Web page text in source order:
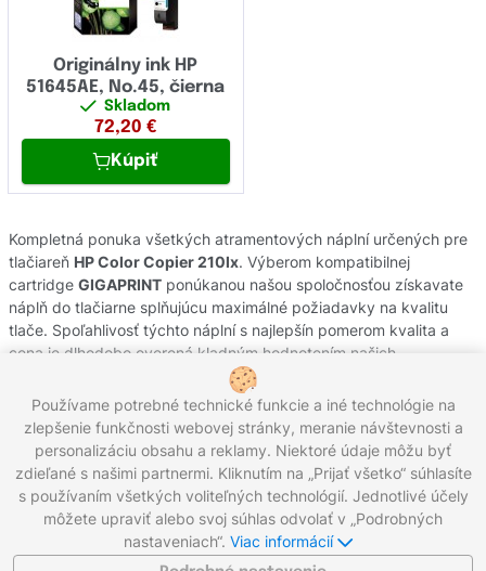
Originálny ink HP
51645AE, No.45, čierna
Skladom
72,20 €
Kúpiť
Kompletná ponuka všetkých atramentových náplní určených pre
tlačiareň HP Color Copier 210lx. Výberom kompatibilnej
cartridge GIGAPRINT ponúkanou našou spoločnosťou získavate
náplň do tlačiarne splňujúcu maximálné požiadavky na kvalitu
tlače. Spoľahlivosť týchto náplní s najlepšín pomerom kvalita a
cena je dlhodobo overená kladným hodnotením našich
zákazníkov. Originálne atramentové cartridge od výrobcov
pochádzajú z oficiálnej slovenskej distribúcie s garanciou pôvodu.
Potrebujete poradiť s výberom náplní do Vašej tlačiarne,
kontaktujte náš zákaznícky servis, kde Vám radi pomôžeme.
Zavolajte nám: 0221 000 012 Pracovné dni 8:00 - 16:30
Napíšte nám:info@gigaprint.sk©2026 gigaprint.sk
Používame potrebné technické funkcie a iné technológie na
zlepšenie funkčnosti webovej stránky, meranie návštevnosti a
personalizáciu obsahu a reklamy. Niektoré údaje môžu byť
zdieľané s našimi partnermi. Kliknutím na „Prijať všetko“ súhlasíte
s používaním všetkých voliteľných technológií. Jednotlivé účely
môžete upraviť alebo svoj súhlas odvolať v „Podrobných
nastaveniach“. Viac informácií